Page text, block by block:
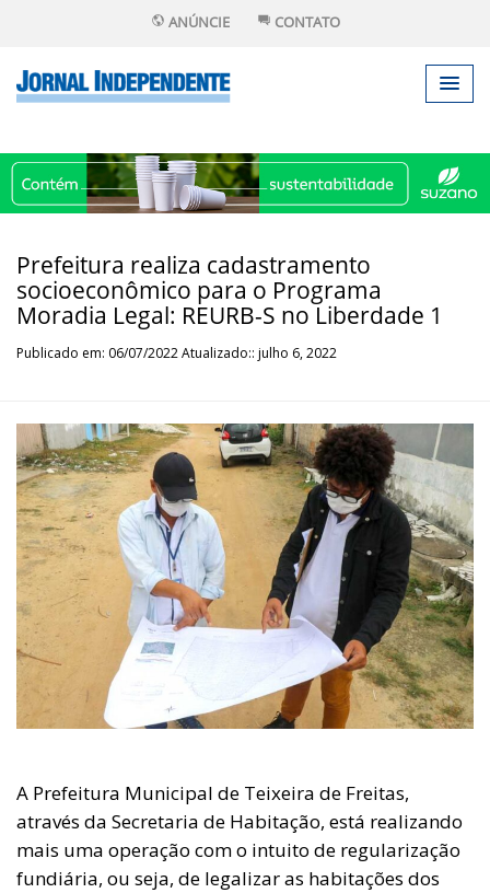
ANÚNCIE CONTATO
Prefeitura realiza cadastramento
socioeconômico para o Programa
Moradia Legal: REURB-S no Liberdade 1
Publicado em: 06/07/2022 Atualizado:: julho 6, 2022
A Prefeitura Municipal de Teixeira de Freitas,
através da Secretaria de Habitação, está realizando
mais uma operação com o intuito de regularização
fundiária, ou seja, de legalizar as habitações dos